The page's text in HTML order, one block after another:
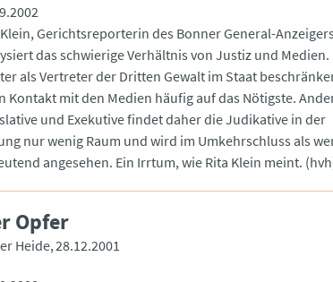
Gerichtsreporterin des Bonner General-
das schwierige Verhältnis von Justiz und Medien.
als Vertreter der Dritten Gewalt im Staat
Kontakt mit den Medien häufig auf das Nötigste.
und Exekutive findet daher die Judikative in der
nur wenig Raum und wird im Umkehrschluss als
angesehen. Ein Irrtum, wie Rita Klein meint.
Opfer
Heide 28.12.2001